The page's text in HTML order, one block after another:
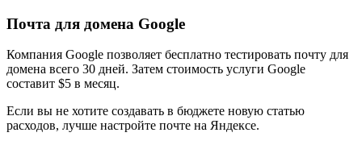
Почта для домена Google
Компания Google позволяет бесплатно тестировать почту для
домена всего 30 дней. Затем стоимость услуги Google
составит $5 в месяц.
Если вы не хотите создавать в бюджете новую статью
расходов, лучше настройте почтe на Яндексе.